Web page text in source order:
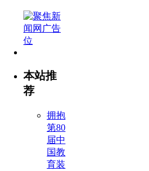
本站推
荐
拥抱
第80
届中
国教
育装